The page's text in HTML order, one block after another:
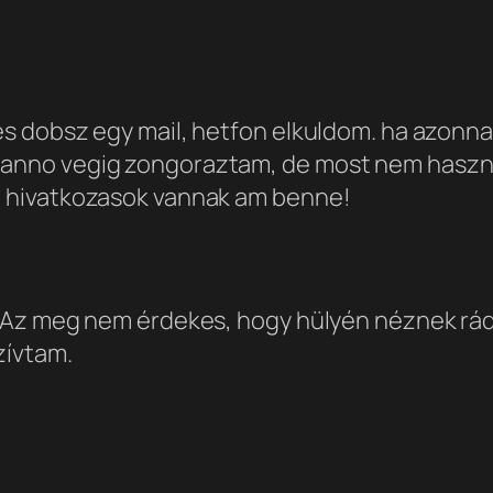
dobsz egy mail, hetfon elkuldom. ha
vegig zongoraztam, de most nem
vannak am benne!
meg nem érdekes, hogy hülyén néznek